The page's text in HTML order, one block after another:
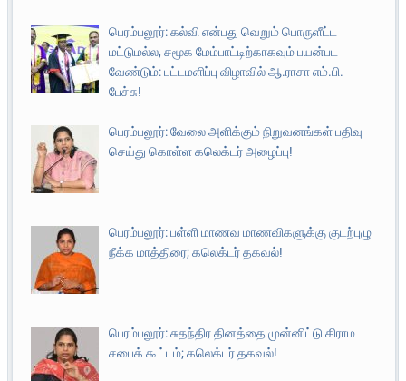
பெரம்பலூர்: கல்வி என்பது வெறும் பொருளீட்ட
மட்டுமல்ல, சமூக மேம்பாட்டிற்காகவும் பயன்பட
வேண்டும்: பட்டமளிப்பு விழாவில் ஆ.ராசா எம்.பி.
பேச்சு!
பெரம்பலூர்: வேலை அளிக்கும் நிறுவனங்கள் பதிவு
செய்து கொள்ள கலெக்டர் அழைப்பு!
பெரம்பலூர்: பள்ளி மாணவ மாணவிகளுக்கு குடற்புழு
நீக்க மாத்திரை; கலெக்டர் தகவல்!
பெரம்பலூர்: சுதந்திர தினத்தை முன்னிட்டு கிராம
சபைக் கூட்டம்; கலெக்டர் தகவல்!